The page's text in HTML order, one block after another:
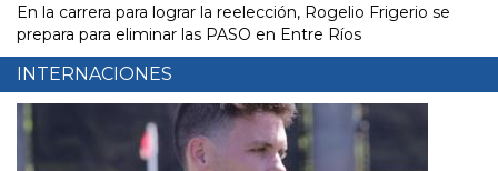
En la carrera para lograr la reelección, Rogelio Frigerio se
prepara para eliminar las PASO en Entre Ríos
INTERNACIONES